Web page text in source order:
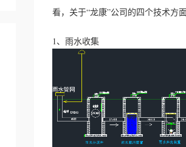
看，关于“龙康”公司的四个技术方
1、雨水收集